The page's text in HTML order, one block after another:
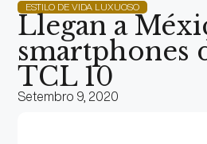
ESTILO DE VIDA LUXUOSO
Llegan a
smartphones
TCL 10
Setembro 9, 2020